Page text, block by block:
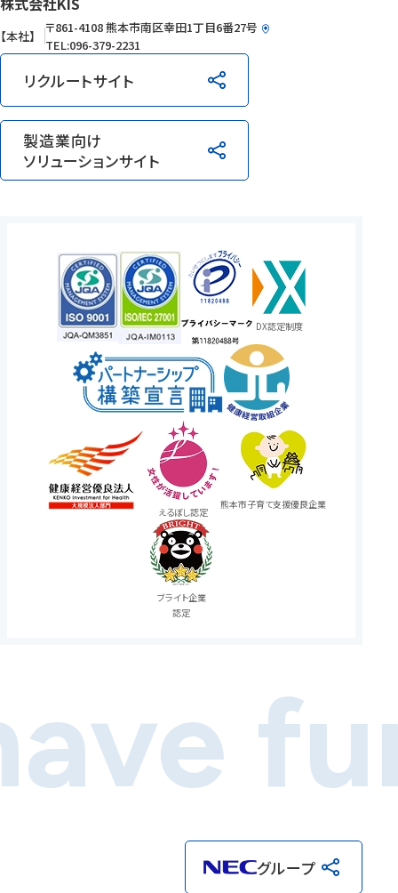
【本社】
〒861-4108熊本市南区幸田1丁目6番27号
TEL:096-379-2231
リクルートサイト
製造業向け
ソリューションサイト
DX認定制度
えるぼし認定
熊本市子育て支援優良企業
ブライト企業
認定
グループ